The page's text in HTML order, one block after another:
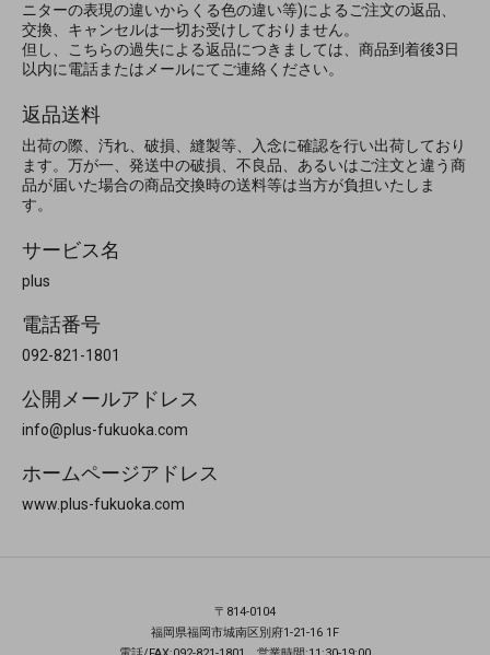
ニターの表現の違いからくる色の違い等)によるご注文の返品、
交換、キャンセルは一切お受けしておりません。
但し、こちらの過失による返品につきましては、商品到着後3日
以内に電話またはメールにてご連絡ください。
返品送料
出荷の際、汚れ、破損、縫製等、入念に確認を行い出荷しており
ます。万が一、発送中の破損、不良品、あるいはご注文と違う商
品が届いた場合の商品交換時の送料等は当方が負担いたしま
す。
サービス名
plus
電話番号
092-821-1801
公開メールアドレス
info@plus-fukuoka.com
ホームページアドレス
www.plus-fukuoka.com
〒814-0104
福岡県福岡市城南区別府1-21-16 1F